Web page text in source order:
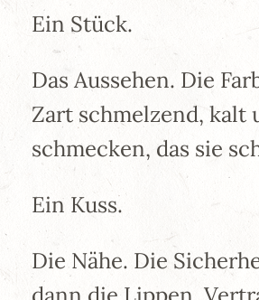
Ein Stück.
Das Aussehen. Die
Zart schmelzend, kalt
schmecken, das sie
Ein Kuss.
Die Nähe. Die